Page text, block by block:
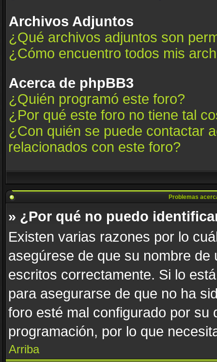
Archivos Adjuntos
¿Qué archivos adjuntos son
¿Cómo encuentro todos mis
Acerca de phpBB3
¿Quién programó este foro?
¿Por qué este foro no tiene tal
¿Con quién se puede contactar
relacionados con este foro?
Problemas
» ¿Por qué no puedo
Existen varias razones por lo
asegúrese de que su nombre
escritos correctamente. Si lo
para asegurarse de que no ha
foro esté mal configurado por su
programación, por lo que
Arriba